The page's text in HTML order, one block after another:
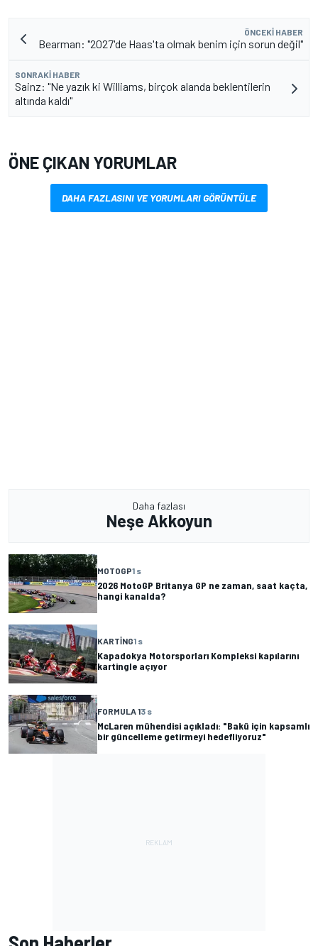
ÖNCEKI HABER
Bearman: "2027'de Haas'ta olmak benim için sorun değil"
SONRAKI HABER
Sainz: "Ne yazık ki Williams, birçok alanda beklentilerin
altında kaldı"
ÖNE ÇIKAN YORUMLAR
DAHA FAZLASINI VE YORUMLARI GÖRÜNTÜLE
Daha fazlası
Neşe Akkoyun
MOTOGP1 s
2026 MotoGP Britanya GP ne zaman, saat kaçta,
hangi kanalda?
KARTING1 s
Kapadokya Motorsporları Kompleksi kapılarını
kartingle açıyor
FORMULA 13 s
McLaren mühendisi açıkladı: "Bakü için kapsamlı
bir güncelleme getirmeyi hedefliyoruz"